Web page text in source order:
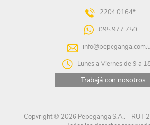
2204 0164*
095 977 750
Lunes a Viernes de 9 a
Trabajá con nosotros
Copyright ® 2026 Pepeganga S.A.. - RUT